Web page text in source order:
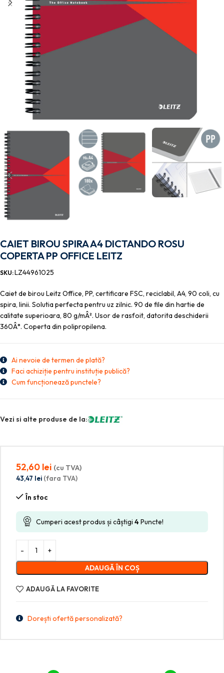
CAIET BIROU SPIRA A4 DICTANDO ROSU
COPERTA PP OFFICE LEITZ
SKU:LZ44961025
Caiet de birou Leitz Office, PP, certificare FSC, reciclabil, A4, 90 coli, cu
spira, linii. Solutia perfecta pentru uz zilnic. 90 de file din hartie de
calitate superioara, 80 g/mÂ². Usor de rasfoit, datorita deschiderii
360Â°. Coperta din polipropilena.
Ai nevoie de termen de plată?
Faci achiziție pentru instituție publică?
Cum funcționează punctele?
Vezi si alte produse de la:
52,60 lei (cu TVA)
43,47 lei (fara TVA)
În stoc
Cumperi acest produs și câștigi 4Puncte!
ADAUGĂ ÎN COȘ
ADAUGĂ LA FAVORITE
Dorești ofertă personalizată?